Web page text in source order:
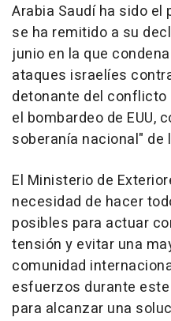
Arabia Saudí ha sido
se ha remitido a su
junio en la que
ataques israelíes
detonante del
el bombardeo de EUU,
soberanía nacional"
El Ministerio de
necesidad de hacer
posibles para actuar
tensión y evitar una
comunidad
esfuerzos durante
para alcanzar una